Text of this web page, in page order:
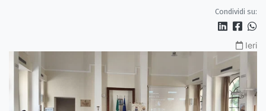
Condividi su:
Ieri